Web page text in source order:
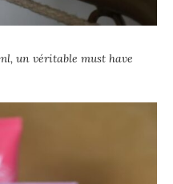
un véritable must have